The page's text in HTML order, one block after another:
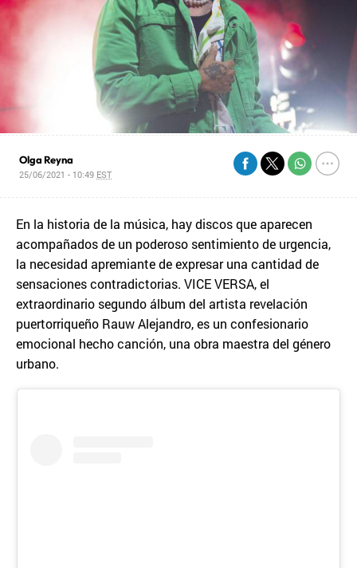
Olga Reyna
25/06/2021 - 10:49 EST
En la historia de la música, hay discos que aparecen
acompañados de un poderoso sentimiento de urgencia,
la necesidad apremiante de expresar una cantidad de
sensaciones contradictorias. VICE VERSA, el
extraordinario segundo álbum del artista revelación
puertorriqueño Rauw Alejandro, es un confesionario
emocional hecho canción, una obra maestra del género
urbano.